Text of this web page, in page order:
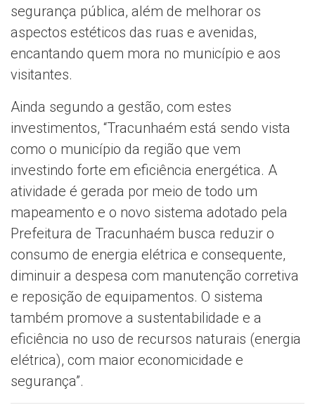
segurança pública, além de melhorar os
aspectos estéticos das ruas e avenidas,
encantando quem mora no município e aos
visitantes.
Ainda segundo a gestão, com estes
investimentos, “Tracunhaém está sendo vista
como o município da região que vem
investindo forte em eficiência energética. A
atividade é gerada por meio de todo um
mapeamento e o novo sistema adotado pela
Prefeitura de Tracunhaém busca reduzir o
consumo de energia elétrica e consequente,
diminuir a despesa com manutenção corretiva
e reposição de equipamentos. O sistema
também promove a sustentabilidade e a
eficiência no uso de recursos naturais (energia
elétrica), com maior economicidade e
segurança”.